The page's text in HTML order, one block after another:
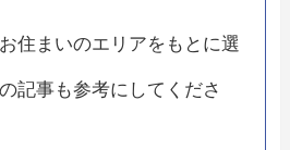
住まいのエリアをもとに選
記事も参考にしてくださ